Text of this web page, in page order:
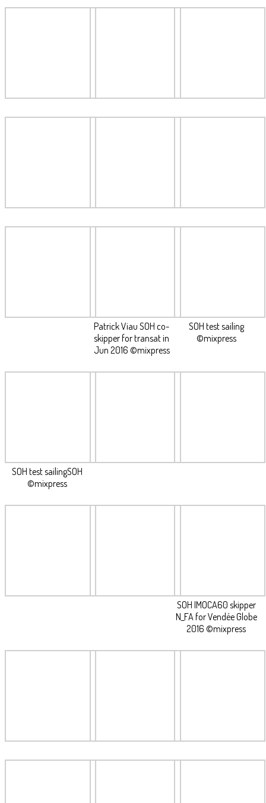
Patrick Viau SOH co-
skipper for transat in
Jun 2016 ©mixpress
SOH test sailing
©mixpress
SOH test sailingSOH
©mixpress
SOH IMOCA60 skipper
N_FA for Vendée Globe
2016 ©mixpress